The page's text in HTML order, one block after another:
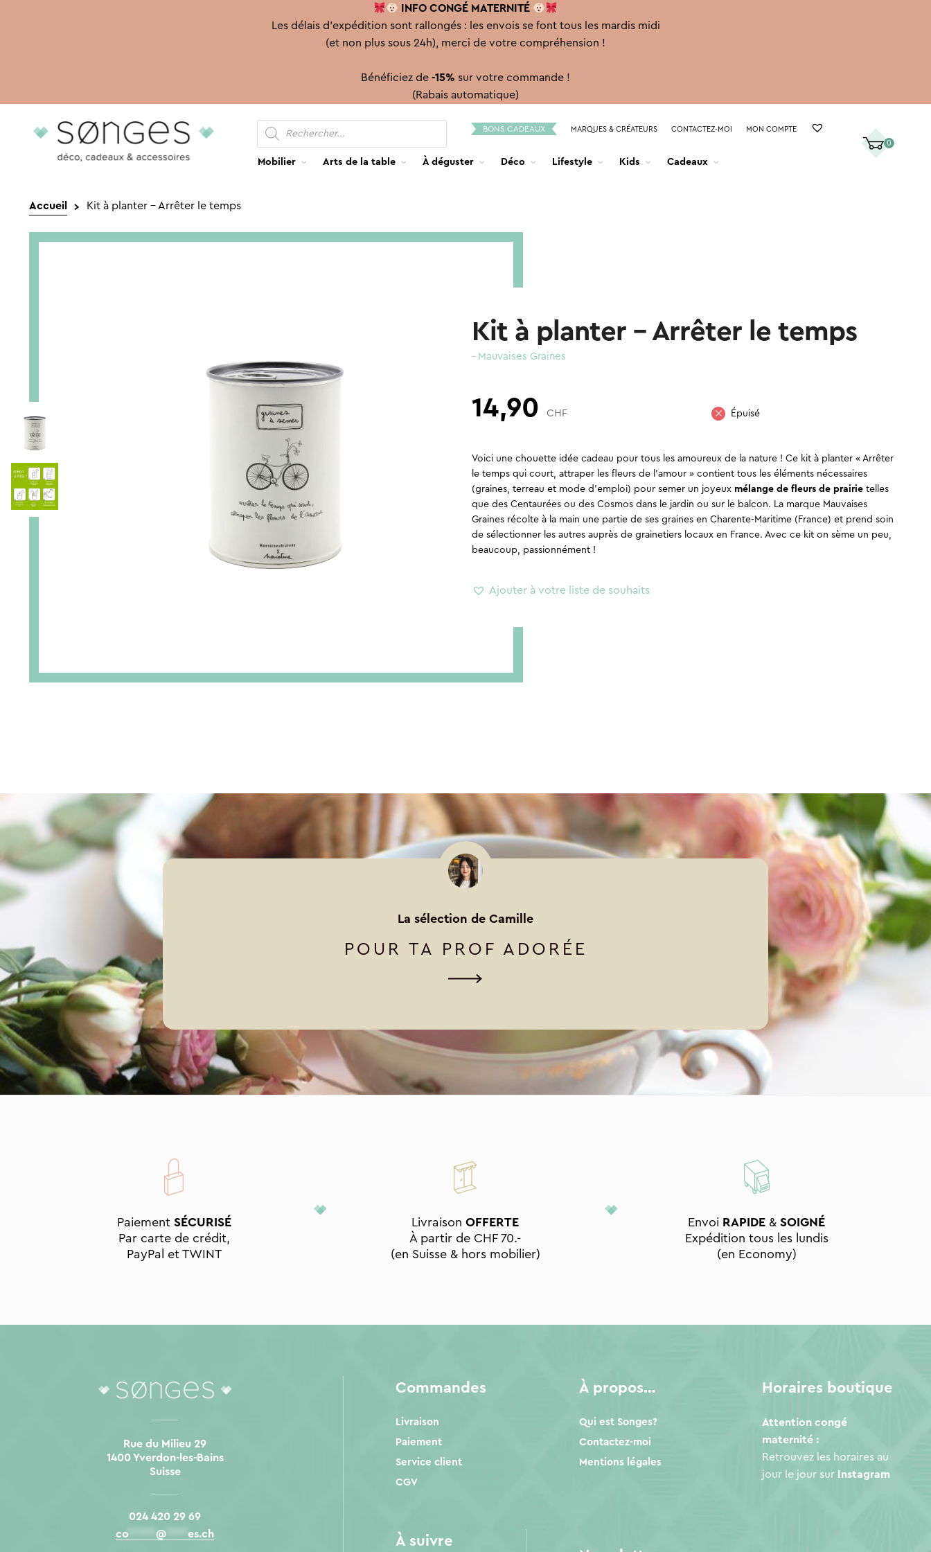
INFO CONGÉ MATERNITÉ
Les délais d'expédition sont rallongés : les envois se font tous les mardis midi
(et non plus sous 24h), merci de votre compréhension !
Bénéficiez de -15% sur votre commande !
(Rabais automatique)
Aller
Aller
contenu
Recherche
de
produits
BONS CADEAUX MARQUES & CRÉATEURS CONTACTEZ-MOI MON COMPTE
Mobilier Arts de la table À déguster Déco Lifestyle Kids Cadeaux
0
Accueil Kit à planter – Arrêter le temps
Kit à planter – Arrêter le temps
- Mauvaises Graines
14,90CHF Épuisé
Voici une chouette idée cadeau pour tous les amoureux de la nature ! Ce kit à planter « Arrêter
le temps qui court, attraper les fleurs de l’amour » contient tous les éléments nécessaires
(graines, terreau et mode d’emploi) pour semer un joyeux mélange de fleurs de prairie telles
que des Centaurées ou des Cosmos dans le jardin ou sur le balcon. La marque Mauvaises
Graines récolte à la main une partie de ses graines en Charente-Maritime (France) et prend soin
de sélectionner les autres auprès de grainetiers locaux en France. Avec ce kit on sème un peu,
beaucoup, passionnément !
Ajouter à votre liste de souhaits
La sélection de Camille
POUR TA PROF ADORÉE
PaiementSÉCURISÉ
Par carte de crédit,
PayPal et TWINT
LivraisonOFFERTE
À partir de CHF 70.-
(en Suisse & hors mobilier)
Envoi RAPIDE &SOIGNÉ
Expédition tous les lundis
(en Economy)
Rue du Milieu 29
1400 Yverdon-les-Bains
Suisse
024 420 29 69
co *****@ ****es.ch
Commandes
Livraison
Paiement
Service client
CGV
À suivre
À propos…
Qui est Songes?
Contactez-moi
Mentions légales
Horaires boutique
Attention congé
maternité :
Retrouvez les horaires au
jour le jour sur
Instagram